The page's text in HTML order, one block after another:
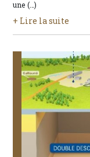
une (…)
+ Lire la suite